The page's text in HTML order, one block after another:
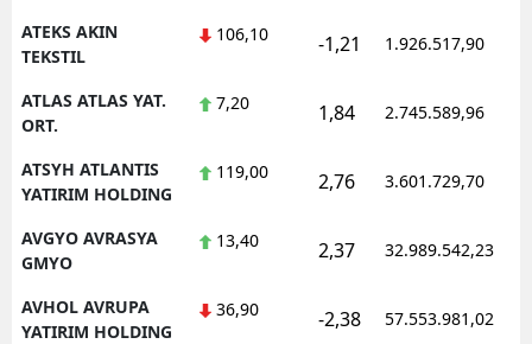
ATEKS AKIN
TEKSTIL
106,10 -1,21 1.926.517,90
ATLAS ATLAS YAT.
ORT.
7,20 1,84 2.745.589,96
ATSYH ATLANTIS
YATIRIM HOLDING
119,00 2,76 3.601.729,70
AVGYO AVRASYA
GMYO
13,40 2,37 32.989.542,23
AVHOL AVRUPA
YATIRIM HOLDING
36,90 -2,38 57.553.981,02